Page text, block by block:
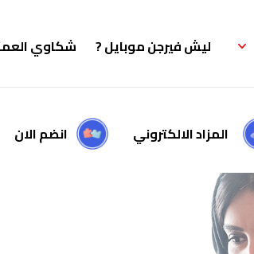
ليش فيرجن موبايل ? شكاوي
المزاد الالكتروني انضم الان